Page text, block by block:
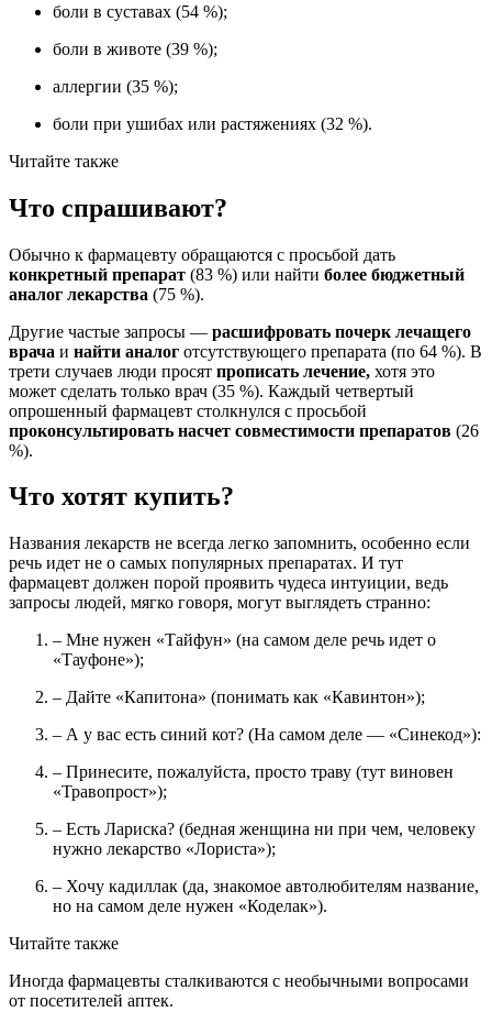
боли в суставах (54 %);
боли в животе (39 %);
аллергии (35 %);
боли при ушибах или растяжениях (32 %).
Читайте также
Что спрашивают?
Обычно к фармацевту обращаются с просьбой дать
конкретный препарат (83 %) или найти более бюджетный
аналог лекарства (75 %).
Другие частые запросы — расшифровать почерк лечащего
врача и найти аналог отсутствующего препарата (по 64 %). В
трети случаев люди просят прописать лечение, хотя это
может сделать только врач (35 %). Каждый четвертый
опрошенный фармацевт столкнулся с просьбой
проконсультировать насчет совместимости препаратов (26
%).
Что хотят купить?
Названия лекарств не всегда легко запомнить, особенно если
речь идет не о самых популярных препаратах. И тут
фармацевт должен порой проявить чудеса интуиции, ведь
запросы людей, мягко говоря, могут выглядеть странно:
– Мне нужен «Тайфун» (на самом деле речь идет о
«Тауфоне»);
– Дайте «Капитона» (понимать как «Кавинтон»);
– А у вас есть синий кот? (На самом деле — «Синекод»):
– Принесите, пожалуйста, просто траву (тут виновен
«Травопрост»);
– Есть Лариска? (бедная женщина ни при чем, человеку
нужно лекарство «Лориста»);
– Хочу кадиллак (да, знакомое автолюбителям название,
но на самом деле нужен «Коделак»).
Читайте также
Иногда фармацевты сталкиваются с необычными вопросами
от посетителей аптек.